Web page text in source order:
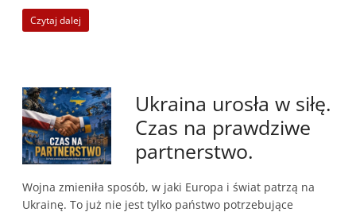
Czytaj dalej
Ukraina urosła w siłę.
Czas na prawdziwe
partnerstwo.
Wojna zmieniła sposób, w jaki Europa i świat patrzą na
Ukrainę. To już nie jest tylko państwo potrzebujące